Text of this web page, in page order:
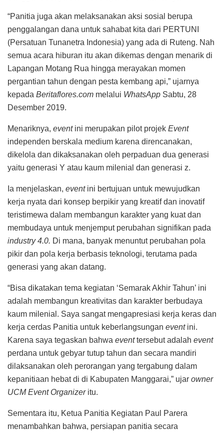
“Panitia juga akan melaksanakan aksi sosial berupa
penggalangan dana untuk sahabat kita dari PERTUNI
(Persatuan Tunanetra Indonesia) yang ada di Ruteng. Nah
semua acara hiburan itu akan dikemas dengan menarik di
Lapangan Motang Rua hingga merayakan momen
pergantian tahun dengan pesta kembang api,” ujarnya
kepada Beritaflores.com melalui WhatsApp Sabtu, 28
Desember 2019.
Menariknya, eventini merupakan pilot projek Event
independen berskala medium karena direncanakan,
dikelola dan dikaksanakan oleh perpaduan dua generasi
yaitu generasi Y atau kaum milenial dan generasi z.
Ia menjelaskan, eventini bertujuan untuk mewujudkan
kerja nyata dari konsep berpikir yang kreatif dan inovatif
teristimewa dalam membangun karakter yang kuat dan
membudaya untuk menjemput perubahan signifikan pada
industry 4.0. Di mana, banyak menuntut perubahan pola
pikir dan pola kerja berbasis teknologi, terutama pada
generasi yang akan datang.
“Bisa dikatakan tema kegiatan ‘Semarak Akhir Tahun’ ini
adalah membangun kreativitas dan karakter berbudaya
kaum milenial. Saya sangat mengapresiasi kerja keras dan
kerja cerdas Panitia untuk keberlangsungan eventini.
Karena saya tegaskan bahwa eventtersebut adalah event
perdana untuk gebyar tutup tahun dan secara mandiri
dilaksanakan oleh perorangan yang tergabung dalam
kepanitiaan hebat di di Kabupaten Manggarai,” ujar owner
UCM Event Organizer itu.
Sementara itu, Ketua Panitia Kegiatan Paul Parera
menambahkan bahwa, persiapan panitia secara